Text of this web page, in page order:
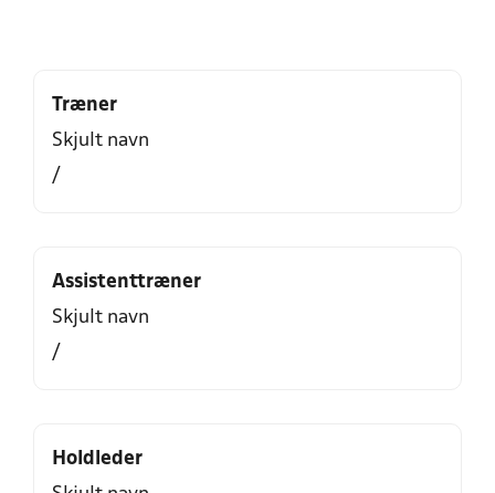
Træner
Skjult navn
/
Assistenttræner
Skjult navn
/
Holdleder